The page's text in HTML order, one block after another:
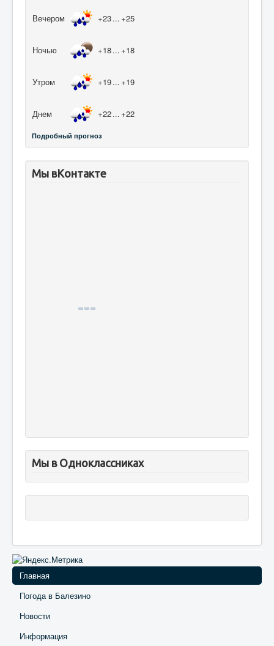
Вечером +23... +25
Ночью +18... +18
Утром +19... +19
Днем +22... +22
Подробный прогноз
Мы вКонтакте
Мы в Одноклассниках
Главная
Погода в Балезино
Новости
Информация